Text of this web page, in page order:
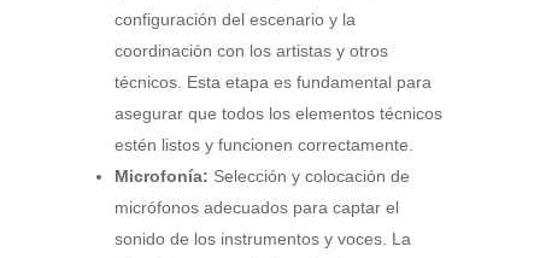
configuración del escenario y la
coordinación con los artistas y otros
técnicos. Esta etapa es fundamental para
asegurar que todos los elementos técnicos
estén listos y funcionen correctamente.
Microfonía: Selección y colocación de
micrófonos adecuados para captar el
sonido de los instrumentos y voces. La